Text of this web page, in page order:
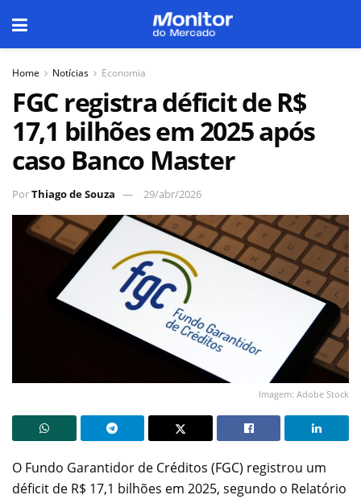
Home Notícias Economia
FGC registra déficit de R$
17,1 bilhões em 2025 após
caso Banco Master
PorThiago de Souza 29/abr/2026
Imagem: Adobe Stock
O Fundo Garantidor de Créditos (FGC) registrou um
déficit de R$ 17,1 bilhões em 2025, segundo o Relatório